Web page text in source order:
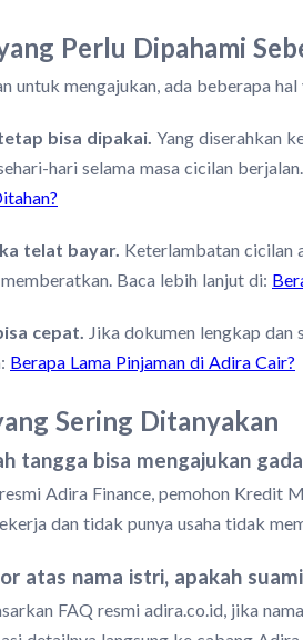
Perlu Dipahami
untuk mengajukan, ada beberapa
bisa dipakai. Yang diserahkan
hari selama masa cicilan
telat bayar. Keterlambatan cicilan
Baca lebih lanjut di:
cepat. Jika dokumen lengkap
Berapa Lama Pinjaman di Adira Cair?
Sering Ditanyakan
tangga bisa mengajukan
Adira Finance, pemohon Kredit
dan tidak punya usaha tidak
atas nama istri, apakah
FAQ resmi adira.co.id, jika